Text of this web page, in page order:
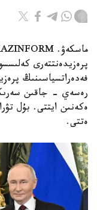
پرەزيدەنتتەرى
فەدەراتسياسىنىڭ
رەسەي - جاقىن
ەكەنىن ايتتى. بۇل
ەتتى.